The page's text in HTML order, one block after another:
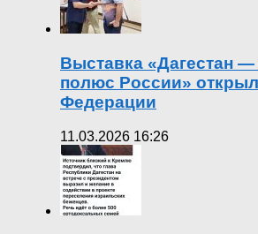
Выставка «Дагестан
полюс России»
Федерации
11.03.2026 16:26